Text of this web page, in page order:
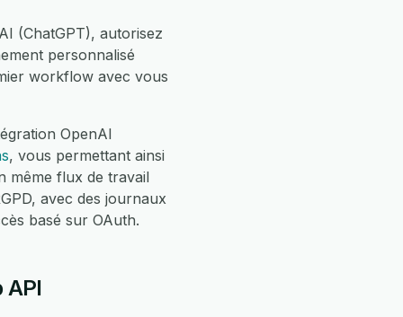
(ChatGPT), autorisez
personnalisé
workflow avec vous
OpenAI
, vous permettant ainsi
même flux de travail
avec des journaux
basé sur OAuth.
API